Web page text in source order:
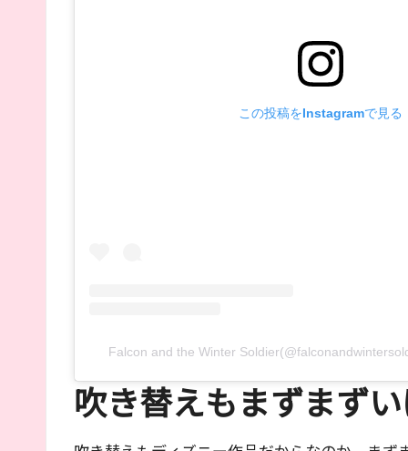
この投稿をInstagramで見る
Falcon and the Winter
吹き替えもまずまず